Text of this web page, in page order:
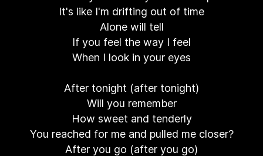
It's like I'm drifting out of time
Alone will tell
If you feel the way I feel
When I look in your eyes
After tonight (after tonight)
Will you remember
How sweet and tenderly
You reached for me and pulled me closer?
After you go (after you go)